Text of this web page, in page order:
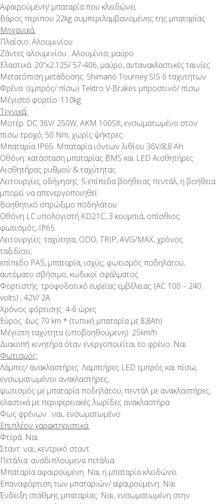
Αφαιρούμενη/ μπαταρία που κλειδώνει
Βάρος περίπου 22kg συμπεριλαμβανομένης της μπαταρίας
Μηχανικά:
Πλαίσιο: Αλουμινίου
Ζάντες αλουμινίου : Αλουμίνιο, μαύρο
Ελαστικά: 20“x2.125/ 57-406, μαύρο, αντανακλαστικές ταινίες
Μετατόπιση μετάδοσης: Shimano Tourney SIS 6 ταχυτήτων
Φρένα: (εμπρός/ πίσω) Tektro V-Brakes μπροστινό/ πίσω
Μέγιστο φορτίο: 110kg
Τεχνικά:
Μοτέρ: DC 36V/ 250W, AKM 100SX, ενσωματωμένο στον
πίσω τροχό, 50 Nm, χωρίς ψήκτρες
Μπαταρία IP65: Μπαταρία ιόντων λιθίου 36V/8,8 Ah
Οθόνη: κατάσταση μπαταρίας BMS και LED Αισθητήρες:
Αισθητήρας ρυθμού & ταχύτητας
Λειτουργίες οδήγησης: 5 επίπεδα βοήθειας πεντάλ, η βοήθεια
μπορεί να απενεργοποιηθεί
Βοηθητικό σπρώξιμο ποδηλάτου
Οθόνη LC υπολογιστή KD21C, 3 κουμπιά, οπίσθιος
φωτισμός, IP65
Λειτουργίες: ταχύτητα, ODO, TRIP, AVG/MAX, χρόνος
ταξιδίου,
επίπεδο PAS, μπαταρία, ισχύς, φωτισμός ποδηλάτου,
αυτόματο σβήσιμο, κωδικοί σφάλματος
Φορτιστής: τροφοδοτικό ευρείας εμβέλειας (AC 100 – 240
volts) , 42V/ 2A
Χρόνος φόρτισης: 4-6 ώρες
Εύρος: έως 70 km * (τυπική μπαταρία με 8,8Ah)
Μέγιστη ταχύτητα (υποβοηθούμενη): 25km/h
Διακοπή κινητήρα όταν ενεργοποιείται το φρένο: Ναι
Φωτισμός:
Λάμπες/ ανακλαστήρες: Λαμπτήρες LED εμπρός και πίσω,
ενσωματωμένοι ανακλαστήρες,
φωτισμός με μπαταρία ποδηλάτου, πεντάλ με ανακλαστήρες,
ελαστικά με περιφερειακές λωρίδες ανακλαστήρα
Φως φρένων : ναι, ενσωματωμένο
Επιπλέον χαρακτηριστικά:
Φτερά: Ναι
Σταντ: ναι, κεντρικό σταντ
Πετάλια: αναδιπλούμενα πετάλια
Μπαταρία αφαιρούμενη: Ναι η μπαταρία κλειδώνει
Επαναφόρτιση των μπαταριών/ αφαιρούμενη: Ναι
Ένδειξη στάθμης μπαταρίας: Ναι, ενσωματωμένη στην